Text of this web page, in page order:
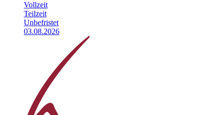
Vollzeit
Teilzeit
Unbefristet
03.08.2026